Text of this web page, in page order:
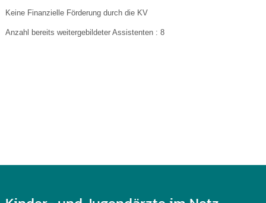
Keine Finanzielle Förderung durch die KV
Anzahl bereits weitergebildeter Assistenten : 8